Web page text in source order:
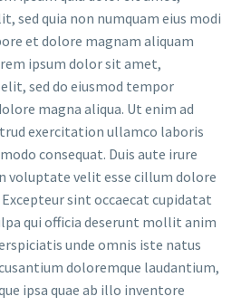
sed quia non numquam eius modi
et dolore magnam aliquam
ipsum dolor sit amet,
sed do eiusmod tempor
magna aliqua. Ut enim ad
exercitation ullamco laboris
consequat. Duis aute irure
voluptate velit esse cillum dolore
sint occaecat cupidatat
qui officia deserunt mollit anim
unde omnis iste natus
doloremque laudantium,
ipsa quae ab illo inventore